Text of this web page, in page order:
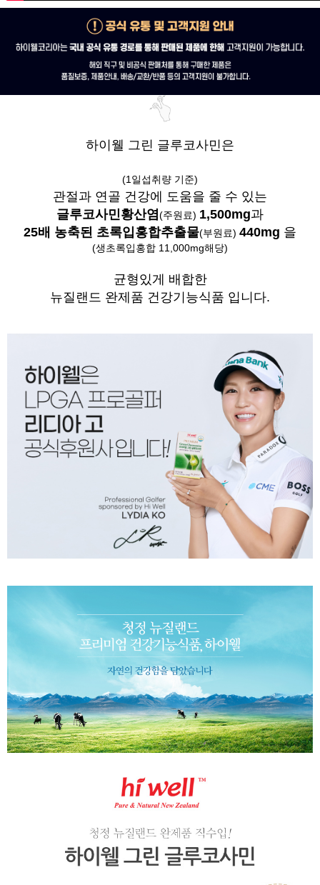
하이웰 그린 글루코사민은
(1일섭취량 기준)
관절과 연골 건강에 도움을 줄 수 있는
글루코사민황산염(주원료) 1,500mg과
25배 농축된 초록입홍합추출물(부원료) 440mg 을
(생초록입홍합 11,000mg해당)
균형있게 배합한
뉴질랜드 완제품 건강기능식품 입니다.